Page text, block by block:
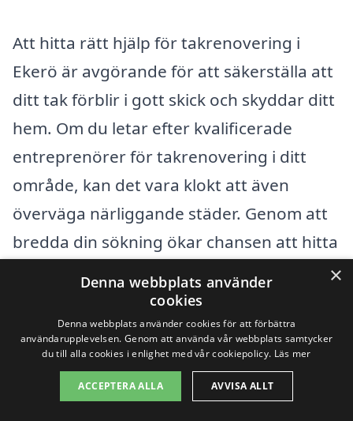
Att hitta rätt hjälp för takrenovering i
Ekerö är avgörande för att säkerställa att
ditt tak förblir i gott skick och skyddar ditt
hem. Om du letar efter kvalificerade
entreprenörer för takrenovering i ditt
område, kan det vara klokt att även
överväga närliggande städer. Genom att
bredda din sökning ökar chansen att hitta
Några städer nära Ekerö där du kan hitta
professionella takrenoverare inkluderar:
×
Denna webbplats använder
cookies
Denna webbplats använder cookies för att förbättra
användarupplevelsen. Genom att använda vår webbplats samtycker
du till alla cookies i enlighet med vår cookiepolicy. Läs mer
ACCEPTERA ALLA AVVISA ALLT